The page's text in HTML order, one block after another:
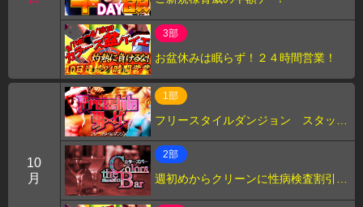
3部
お盆休みは眠らず！２４時間営業！
10
月
1部
フリースタイルダンジョン スタッ
2部
週初めからクリーンに性病検査割引の